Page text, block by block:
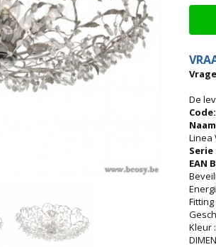
De
Code:
Linea
Serie
EAN
Fitting
Kleur